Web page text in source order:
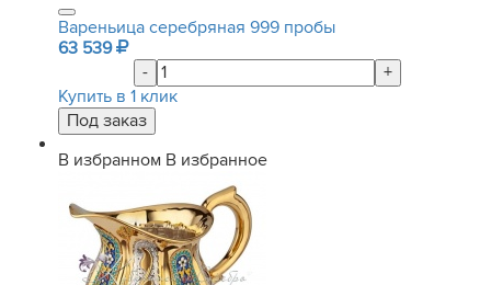
Вареньица серебряная 999 пробы
63 539
-
+
Купить в 1 клик
В избранном В избранное